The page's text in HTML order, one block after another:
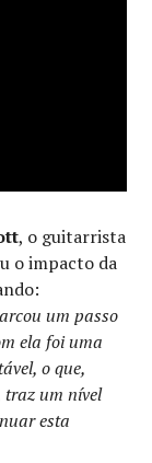
, o guitarrista
o impacto da
um passo
ela foi uma
o que,
traz um nível
esta